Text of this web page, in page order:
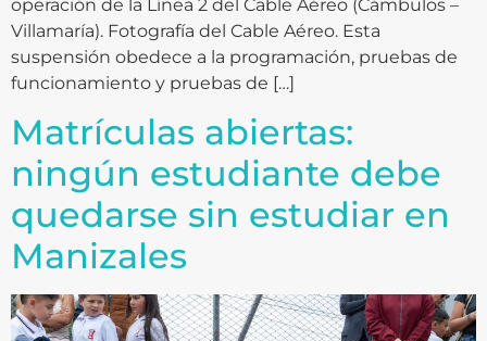
operación de la Línea 2 del Cable Aéreo (Cámbulos –
Villamaría). Fotografía del Cable Aéreo. Esta
suspensión obedece a la programación, pruebas de
funcionamiento y pruebas de […]
Matrículas abiertas:
ningún estudiante debe
quedarse sin estudiar en
Manizales